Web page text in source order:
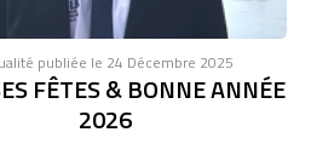
publiée le 24 Décembre 2025
FÊTES & BONNE ANNÉE
2026